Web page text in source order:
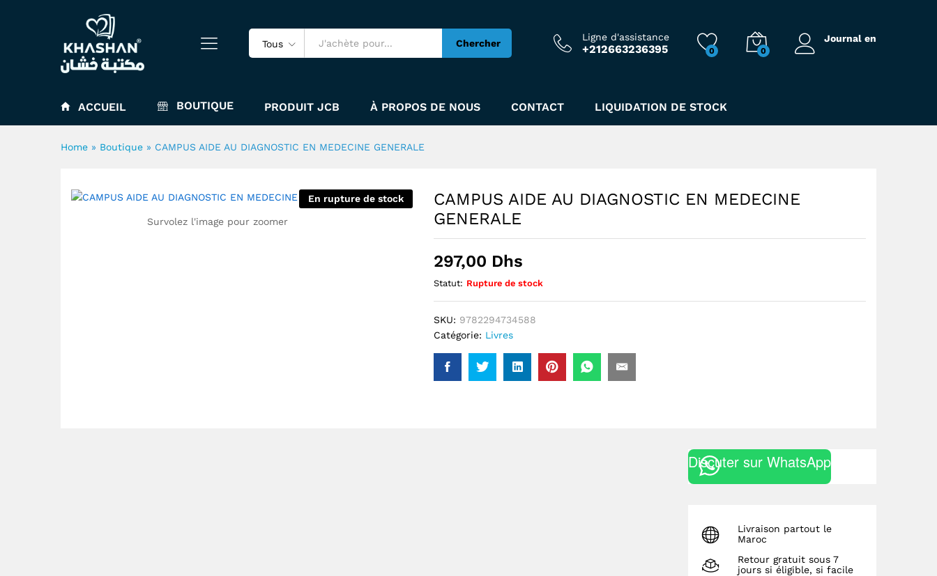
Tous Chercher
Ligne d'assistance
+212663236395 0 0
Journal en
ACCUEIL BOUTIQUE PRODUIT JCB À PROPOS DE NOUS CONTACT LIQUIDATION DE STOCK
Home » Boutique » CAMPUS AIDE AU DIAGNOSTIC EN MEDECINE GENERALE
En rupture de stock
Survolez l'image pour zoomer
CAMPUS AIDE AU DIAGNOSTIC EN MEDECINE
GENERALE
297,00 Dhs
Statut: Rupture de stock
SKU: 9782294734588
Catégorie: Livres
Discuter sur WhatsApp
Livraison partout le
Maroc
Retour gratuit sous 7
jours si éligible, si facile
CAMPUS AIDE AU DIAGNOSTIC EN MEDECINE GENERALE